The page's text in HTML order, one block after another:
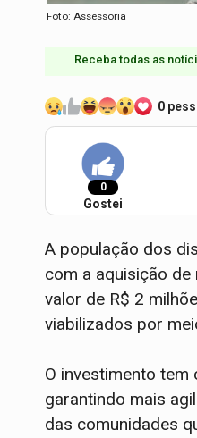
Foto: Assessoria
Receba todas as
0
0
Gostei
A população dos
com a aquisição
valor de R$ 2
viabilizados por
O investimento
garantindo mais
das comunidades